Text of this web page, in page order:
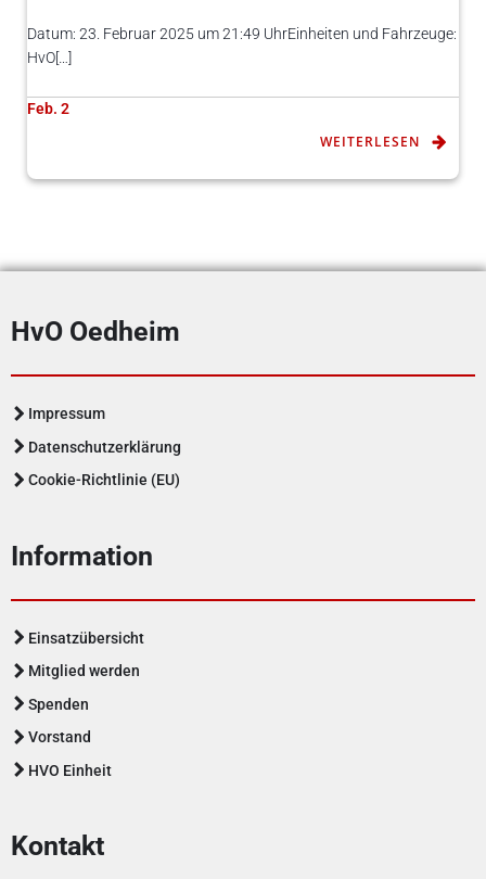
Datum: 23. Februar 2025 um 21:49 UhrEinheiten und Fahrzeuge:
HvO[…]
Feb. 2
WEITERLESEN
HvO Oedheim
Impressum
Datenschutzerklärung
Cookie-Richtlinie (EU)
Information
Einsatzübersicht
Mitglied werden
Spenden
Vorstand
HVO Einheit
Kontakt